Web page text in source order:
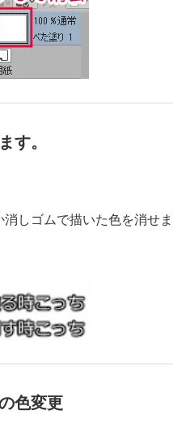
す。
しゴムで描いた色を消せま
色変更